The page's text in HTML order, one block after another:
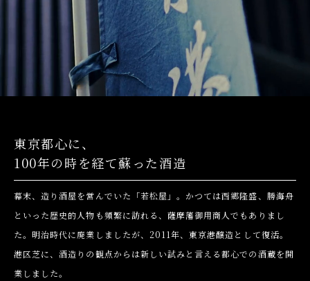
東京都心に、
100年の時を経て蘇った酒造
幕末、造り酒屋を営んでいた「若松屋」。かつては西郷隆盛、勝海舟
といった歴史的人物も頻繁に訪れる、薩摩藩御用商人でもありまし
た。明治時代に廃業しましたが、2011年、東京港醸造として復活。
港区芝に、酒造りの観点からは新しい試みと言える都心での酒蔵を開
業しました。